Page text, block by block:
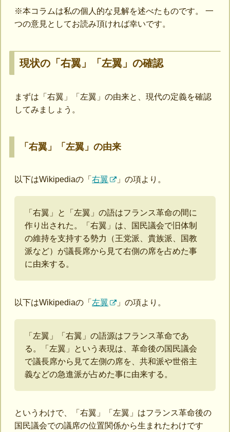
※本コラムは私の個人的な見解を述べたものです。 一
つの意見としてお読み頂ければ幸いです。
現状の「右翼」「左翼」の確認
まずは「右翼」「左翼」の由来と、現代の定義を確認
してみましょう。
「右翼」「左翼」の由来
以下はWikipediaの「右翼 」の項より。
「右翼」と「左翼」の語はフランス革命の間に
作り出された。「右翼」は、国民議会で旧体制
の維持を支持する勢力（王党派、貴族派、国教
派など）が議長席から見て右側の席を占めた事
に由来する。
以下はWikipediaの「 左翼 」の項より。
「左翼」「右翼」の語源はフランス革命であ
る。「左翼」という表現は、革命後の国民議会
で議長席から見て左側の席を、共和派や世俗主
義などの急進派が占めた事に由来する。
というわけで、「右翼」「左翼」はフランス革命後の
国民議会での議席の位置関係から生まれたわけです